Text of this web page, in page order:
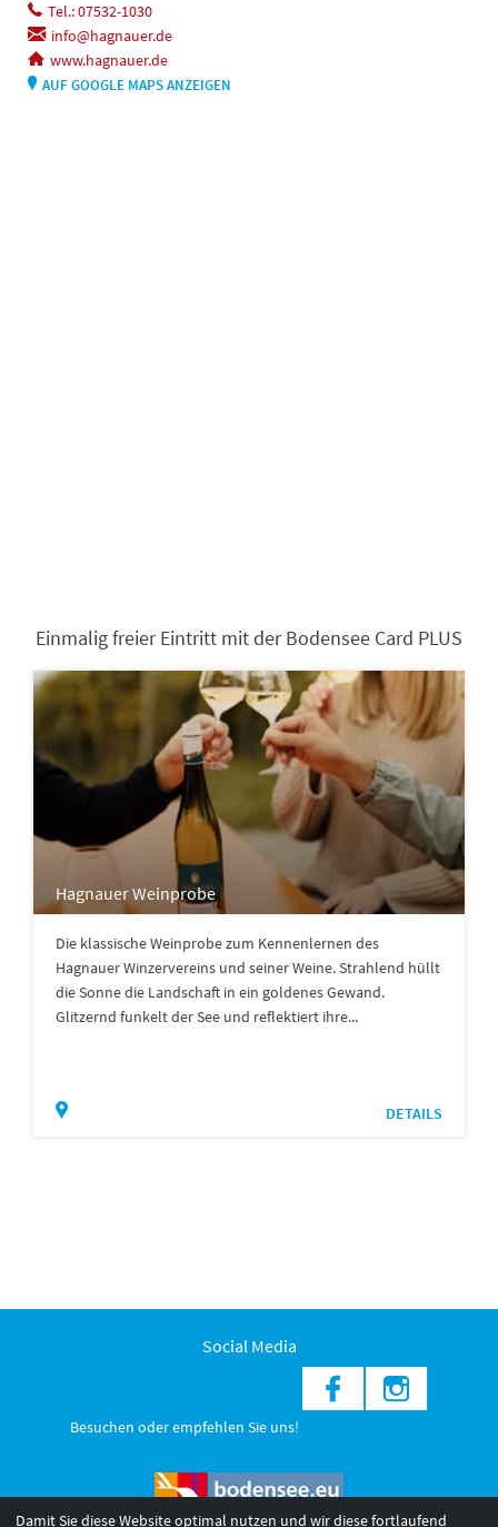
Tel.: 07532-1030
info@hagnauer.de
www.hagnauer.de
AUF GOOGLE MAPS ANZEIGEN
Einmalig freier Eintritt mit der Bodensee Card PLUS
Hagnauer Weinprobe
Die klassische Weinprobe zum Kennenlernen des
Hagnauer Winzervereins und seiner Weine. Strahlend hüllt
die Sonne die Landschaft in ein goldenes Gewand.
Glitzernd funkelt der See und reflektiert ihre...
DETAILS
Social Media
Besuchen oder empfehlen Sie uns!
Damit Sie diese Website optimal nutzen und wir diese fortlaufend